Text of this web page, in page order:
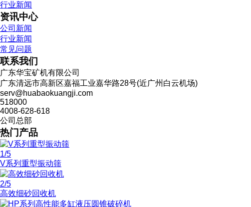
行业新闻
资讯中心
公司新闻
行业新闻
常见问题
联系我们
广东华宝矿机有限公司
广东清远市高新区嘉福工业嘉华路28号(近广州白云机场)
serv@huabaokuangji.com
518000
4008-628-618
公司总部
热门产品
1/5
V系列重型振动筛
2/5
高效细砂回收机